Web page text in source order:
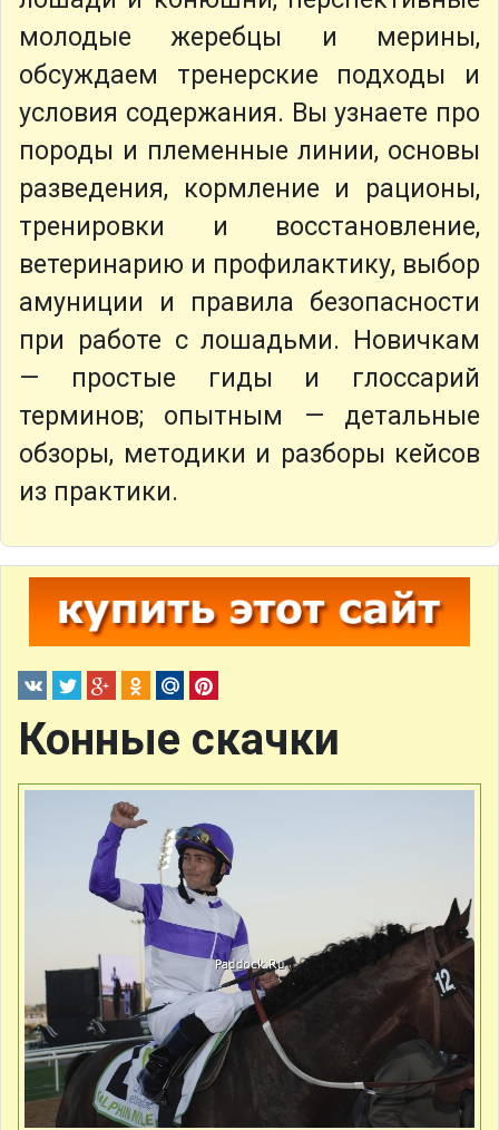
молодые жеребцы и мерины,
обсуждаем тренерские подходы и
условия содержания. Вы узнаете про
породы и племенные линии, основы
разведения, кормление и рационы,
тренировки и восстановление,
ветеринарию и профилактику, выбор
амуниции и правила безопасности
при работе с лошадьми. Новичкам
— простые гиды и глоссарий
терминов; опытным — детальные
обзоры, методики и разборы кейсов
из практики.
Конные скачки